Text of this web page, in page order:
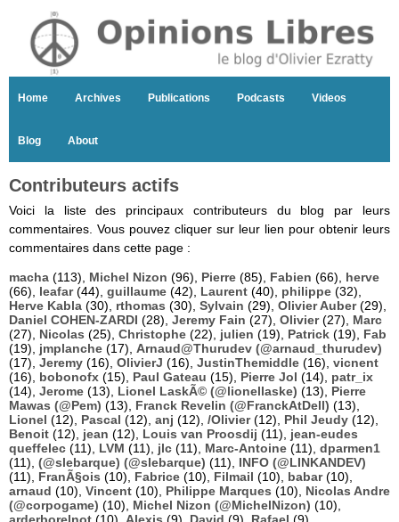
Home Archives Publications Podcasts Videos
Blog About
Contributeurs actifs
Voici la liste des principaux contributeurs du blog par leurs
commentaires. Vous pouvez cliquer sur leur lien pour obtenir leurs
commentaires dans cette page :
macha (113), Michel Nizon (96), Pierre (85), Fabien (66), herve
(66), leafar(44), guillaume (42), Laurent (40), philippe (32),
Herve Kabla (30), rthomas (30), Sylvain (29), Olivier Auber(29),
Daniel COHEN-ZARDI (28), Jeremy Fain (27), Olivier(27), Marc
(27), Nicolas (25), Christophe (22), julien (19), Patrick (19), Fab
(19), jmplanche (17), Arnaud@Thurudev (@arnaud_thurudev)
(17), Jeremy (16), OlivierJ (16), JustinThemiddle (16), vicnent
(16), bobonofx (15), Paul Gateau (15), Pierre Jol (14), patr_ix
(14), Jerome (13), Lionel LaskÃ© (@lionellaske) (13), Pierre
Mawas (@Pem) (13), Franck Revelin (@FranckAtDell) (13),
Lionel (12), Pascal (12), anj (12), /Olivier(12), Phil Jeudy (12),
Benoit (12), jean (12), Louis van Proosdij (11), jean-eudes
queffelec (11), LVM (11), jlc (11), Marc-Antoine (11), dparmen1
(11), (@slebarque) (@slebarque) (11), INFO (@LINKANDEV)
(11), FranÃ§ois (10), Fabrice (10), Filmail (10), babar(10),
arnaud (10), Vincent (10), Philippe Marques (10), Nicolas Andre
(@corpogame) (10), Michel Nizon (@MichelNizon) (10),